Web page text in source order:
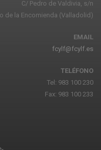
C/ Pedro de Valdivia, s/n
de la Encomienda (Valladolid)
EMAIL
fcylf@fcylf.es
TELÉFONO
Tel: 983 100 230
Fax: 983 100 233